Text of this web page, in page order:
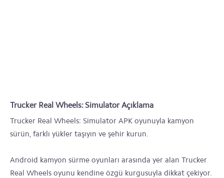
Trucker Real Wheels: Simulator Açıklama
Trucker Real Wheels: Simulator APK oyunuyla kamyon
sürün, farklı yükler taşıyın ve şehir kurun.
Android kamyon sürme oyunları arasında yer alan Trucker
Real Wheels oyunu kendine özgü kurgusuyla dikkat çekiyor.